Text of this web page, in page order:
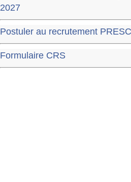
2027
Postuler au recrutement
Formulaire CRS